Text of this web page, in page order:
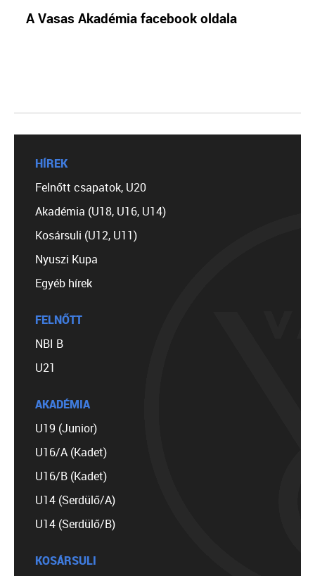
A Vasas Akadémia facebook oldala
HÍREK
Felnőtt csapatok, U20
Akadémia (U18, U16, U14)
Kosársuli (U12, U11)
Nyuszi Kupa
Egyéb hírek
FELNŐTT
NBI B
U21
AKADÉMIA
U19 (Junior)
U16/A (Kadet)
U16/B (Kadet)
U14 (Serdülő/A)
U14 (Serdülő/B)
KOSÁRSULI